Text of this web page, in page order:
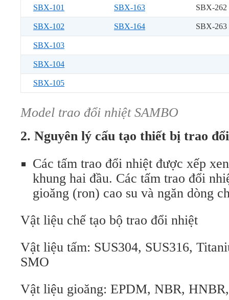
SBX-101 SBX-163 SBX-262
SBX-102 SBX-164 SBX-263
SBX-103
SBX-104
SBX-105
Model trao đổi nhiệt SAMBO
2. Nguyên lý cấu tạo thiết bị trao
Các tấm trao đổi nhiệt được xếp
khung hai đầu. Các tấm trao đổi
gioăng (ron) cao su và ngăn dòng
Vật liệu chế tạo bộ trao đổi nhiệt
Vật liệu tấm: SUS304, SUS316,
SMO
Vật liệu gioăng: EPDM, NBR,